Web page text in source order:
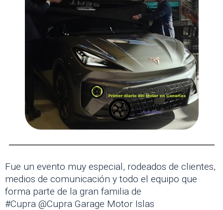
Fue un evento muy especial, rodeados de clientes,
medios de comunicación y todo el equipo que
forma parte de la gran familia de
#Cupra @Cupra Garage Motor Islas